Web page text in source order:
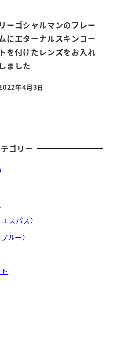
リーゴシャルマンのフレー
にエターナルスキンコー
トを付けたレンズをお入れ
しました
稿日
年4月3日
ゴリー
スパス）
ルー）